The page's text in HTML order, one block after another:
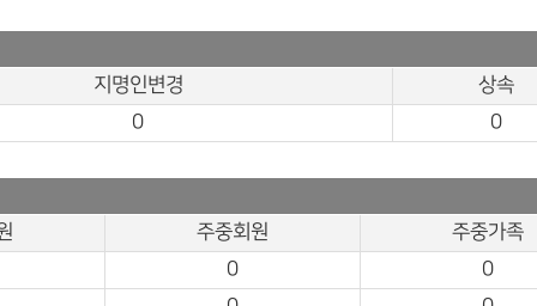
지명인변경
상속
0
0
주중회원
주중가족
0
0